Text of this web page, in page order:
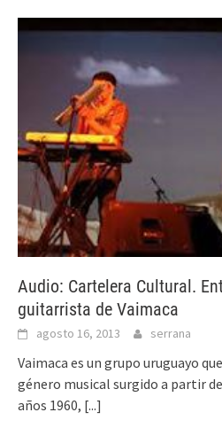
Audio: Cartelera Cultural.
guitarrista de Vaimaca
agosto 16, 2013 serrana
Vaimaca es un grupo uruguayo
género musical surgido a partir
años 1960, [...]